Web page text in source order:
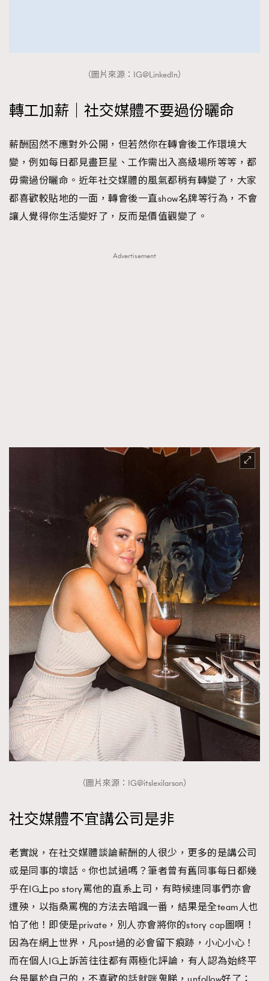
（圖片來源：IG@LinkedIn）
轉工加薪｜社交媒體不要過份曬命
薪酬固然不應對外公開，但若然你在轉會後工作環境大
變，例如每日都見盡巨星、工作需出入高級場所等等，都
毋需過份曬命。近年社交媒體的風氣都稍有轉變了，大家
都喜歡較貼地的一面，轉會後一直show名牌等行為，不會
讓人覺得你生活變好了，反而是價值觀變了。
Advertisement
（圖片來源：IG@itslexilarson）
社交媒體不宜講公司是非
老實說，在社交媒體談論薪酬的人很少，更多的是講公司
或是同事的壞話。你也試過嗎？筆者曾有舊同事每日都幾
乎在IG上po story罵他的直系上司，有時候連同事們亦會
遭殃，以指桑罵槐的方法去暗諷一番，結果是全team人也
怕了他！即使是private，別人亦會將你的story cap圖啊！
因為在網上世界，凡post過的必會留下痕跡，小心小心！
而在個人IG上訴苦往往都有兩極化評論，有人認為始終平